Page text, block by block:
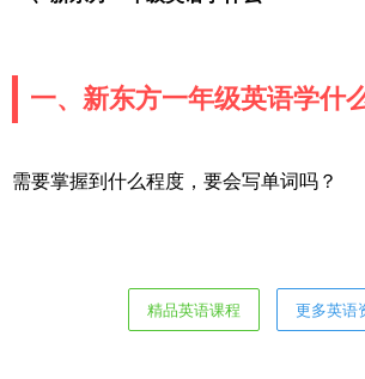
一、新东方一年级英语学什
需要掌握到什么程度，要会写单词吗？
精品英语课程 更多英语